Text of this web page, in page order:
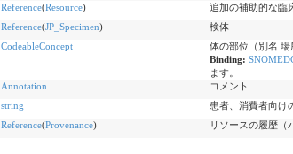
Reference(Resource)
追加の補助的な臨
Reference(JP_Specimen)
検体
CodeableConcept
体の部位（別名 場
Binding:
ます。
Annotation
コメント
string
患者、消費者向け
Reference(Provenance) リソースの履歴（